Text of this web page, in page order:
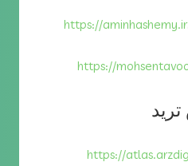
https://aminhashemy.ir
https://
https://